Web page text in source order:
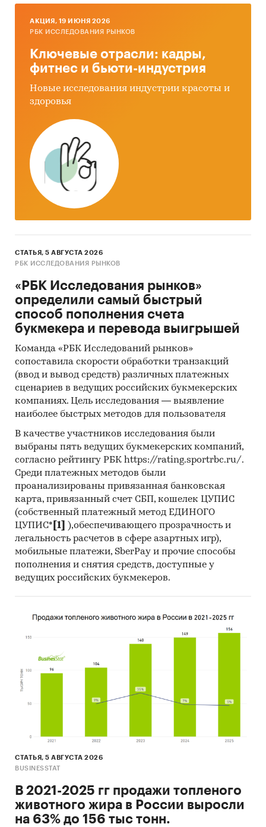
AКЦИЯ, 19 ИЮНЯ 2026
РБК ИССЛЕДОВАНИЯ РЫНКОВ
Ключевые отрасли: кадры,
фитнес и бьюти-индустрия
Новые исследования индустрии красоты и
здоровья
СТАТЬЯ, 5 АВГУСТА 2026
РБК ИССЛЕДОВАНИЯ РЫНКОВ
«РБК Исследования рынков»
определили самый быстрый
способ пополнения счета
букмекера и перевода выигрышей
Команда «РБК Исследований рынков»
сопоставила скорости обработки транзакций
(ввод и вывод средств) различных платежных
сценариев в ведущих российских букмекерских
компаниях. Цель исследования — выявление
наиболее быстрых методов для пользователя
В качестве участников исследования были
выбраны пять ведущих букмекерских компаний,
согласно рейтингу РБК https://rating.sportrbc.ru/.
Среди платежных методов были
проанализированы привязанная банковская
карта, привязанный счет СБП, кошелек ЦУПИС
(собственный платежный метод ЕДИНОГО
ЦУПИС* [1]
),обеспечивающего прозрачность и
легальность расчетов в сфере азартных игр),
мобильные платежи, SberPay и прочие способы
пополнения и снятия средств, доступные у
ведущих российских букмекеров.
СТАТЬЯ, 5 АВГУСТА 2026
BUSINESSTAT
В 2021-2025 гг продажи топленого
животного жира в России выросли
на 63% до 156 тыс тонн.